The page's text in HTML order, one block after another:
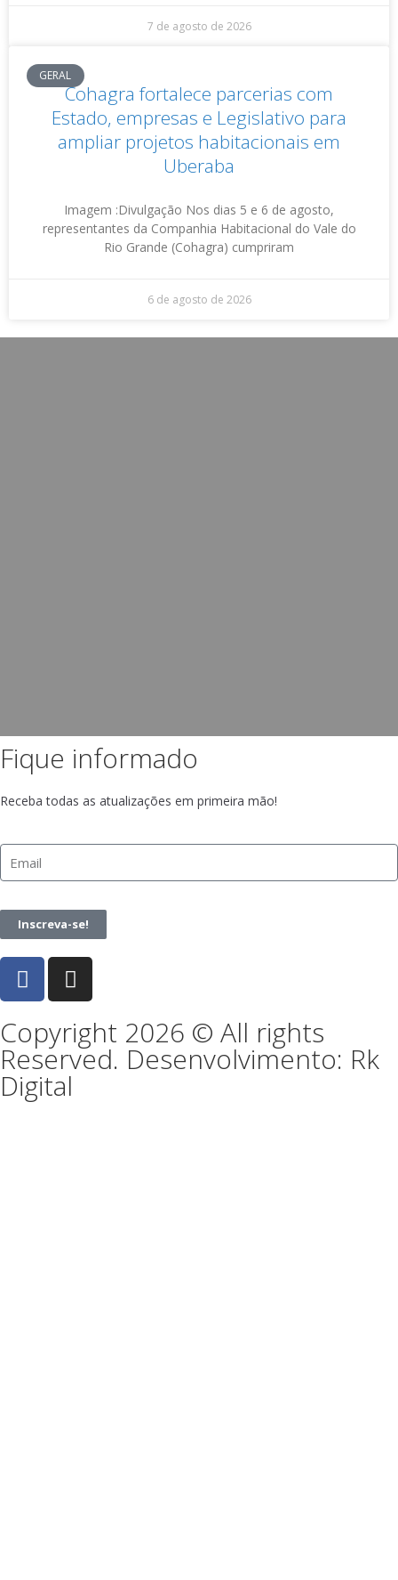
7 de agosto de 2026
GERAL
Cohagra fortalece parcerias com
Estado, empresas e Legislativo para
ampliar projetos habitacionais em
Uberaba
Imagem :Divulgação Nos dias 5 e 6 de agosto,
representantes da Companhia Habitacional do Vale do
Rio Grande (Cohagra) cumpriram
6 de agosto de 2026
Fique informado
Receba todas as atualizações em primeira mão!
Inscreva-se!
Copyright 2026 © All rights
Reserved. Desenvolvimento: Rk
Digital